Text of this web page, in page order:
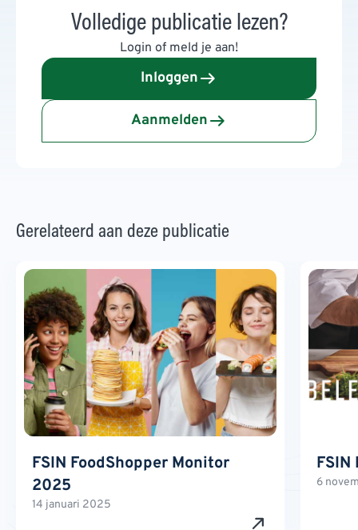
Volledige publicatie lezen?
Login of meld je aan!
Inloggen
Aanmelden
Gerelateerd aan deze publicatie
FSIN FoodShopper Monitor
2025
14 januari 2025
6